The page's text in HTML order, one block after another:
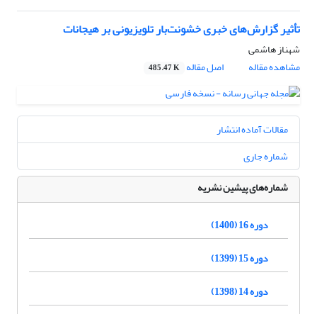
تأثیر گزارش‌های خبری خشونت‌بار تلویزیونی بر هیجانات
شهناز هاشمی
مشاهده مقاله
اصل مقاله 485.47 K
مقالات آماده انتشار
شماره جاری
شماره‌های پیشین نشریه
دوره 16 (1400)
دوره 15 (1399)
دوره 14 (1398)